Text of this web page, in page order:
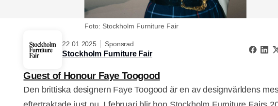
Foto: Stockholm Furniture Fair
22.01.2025 Sponsrad
Stockholm Furniture Fair
Guest of Honour Faye Toogood
Den brittiska designern Faye Toogood är en av designvärldens